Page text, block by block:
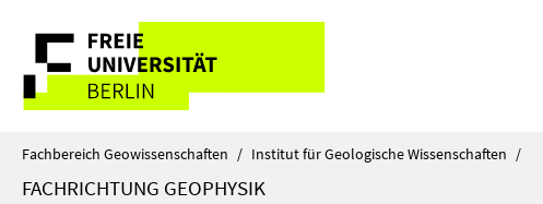
direkt
Inhalt
Service-
Navigation
Fachbereich Geowissenschaften / Institut für Geologische Wissenschaften /
FACHRICHTUNG GEOPHYSIK